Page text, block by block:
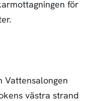
för
Vattensalongen
västra strand